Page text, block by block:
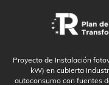
Proyecto de Instalación
kW) en cubierta
autoconsumo con fuentes